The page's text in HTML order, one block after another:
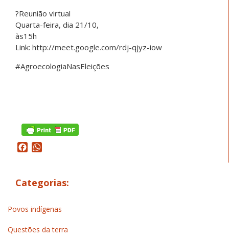
?Reunião virtual
Quarta-feira, dia 21/10,
às15h
Link: http://meet.google.com/rdj-qjyz-iow
#AgroecologiaNasEleições
Facebook
Categorias:
Povos indígenas
Questões da terra